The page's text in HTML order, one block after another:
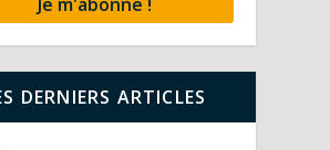
DERNIERS ARTICLES